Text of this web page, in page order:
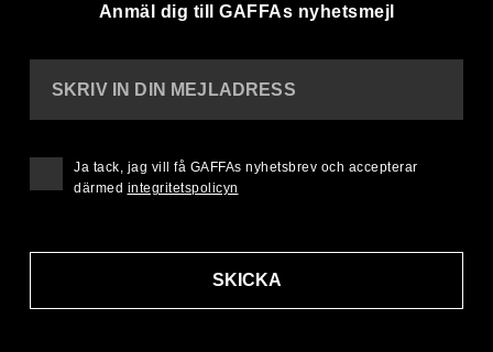
Anmäl dig till GAFFAs nyhetsmejl
SKRIV IN DIN MEJLADRESS
SKICKA
Ja tack, jag vill få GAFFAs nyhetsbrev och accepterar
därmed integritetspolicyn